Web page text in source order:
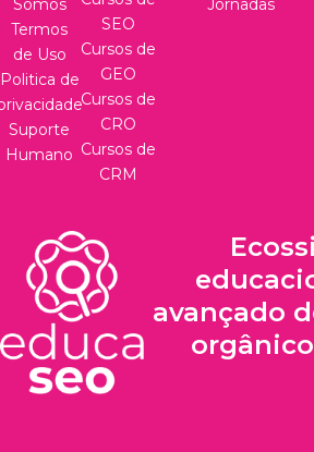
Somos
Termos
de Uso
Politica de
Suporte
Humano
SEO
Cursos de
GEO
Cursos de
CRO
Cursos de
CRM
Jornadas
avançado